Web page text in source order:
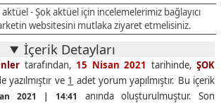
- Şok aktüel için incelemelerimiz bağlayıcı
websitesini mutlaka ziyaret etmelisiniz.
İçerik Detayları
tarafından, 15 Nisan 2021 tarihinde,ŞOK
ve 1 adet yorum yapılmıştır. Bu içerik
2021 | 14:41
anında oluşturulmuştur. Son